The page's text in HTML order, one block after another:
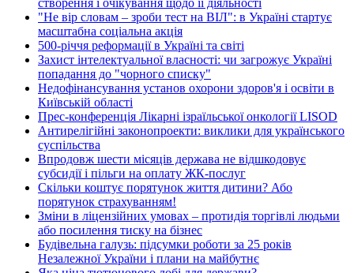
"Не вір словам – зроби тест на ВІЛ": в Україні стартує
масштабна соціальна акція
500-річчя реформації в Україні та світі
Захист інтелектуальної власності: чи загрожує Україні
попадання до "чорного списку"
Недофінансування установ охорони здоров'я і освіти в
Київській області
Прес-конференція Лікарні ізраїльської онкології LISOD
Антирелігійні законопроекти: виклики для українського
суспільства
Впродовж шести місяців держава не відшкодовує
субсидії і пільги на оплату ЖК-послуг
Скільки коштує порятунок життя дитини? Або
порятунок страхуванням!
Зміни в ліцензійних умовах – протидія торгівлі людьми
або посилення тиску на бізнес
Будівельна галузь: підсумки роботи за 25 років
Незалежної України і плани на майбутнє